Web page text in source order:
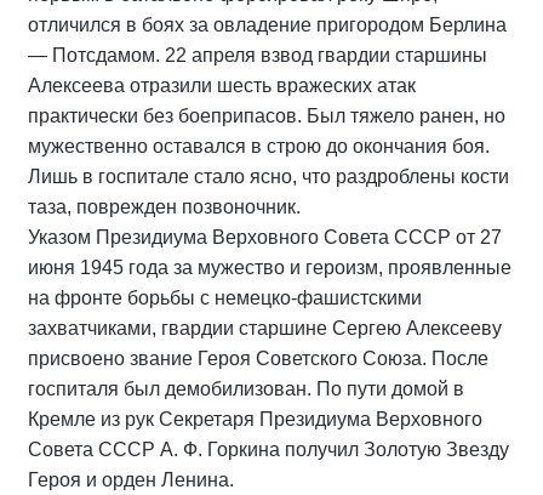
отличился в боях за овладение пригородом Берлина
— Потсдамом. 22 апреля взвод гвардии старшины
Алексеева отразили шесть вражеских атак
практически без боеприпасов. Был тяжело ранен, но
мужественно оставался в строю до окончания боя.
Лишь в госпитале стало ясно, что раздроблены кости
таза, поврежден позвоночник.
Указом Президиума Верховного Совета СССР от 27
июня 1945 года за мужество и героизм, проявленные
на фронте борьбы с немецко-фашистскими
захватчиками, гвардии старшине Сергею Алексееву
присвоено звание Героя Советского Союза. После
госпиталя был демобилизован. По пути домой в
Кремле из рук Секретаря Президиума Верховного
Совета СССР А. Ф. Горкина получил Золотую Звезду
Героя и орден Ленина.